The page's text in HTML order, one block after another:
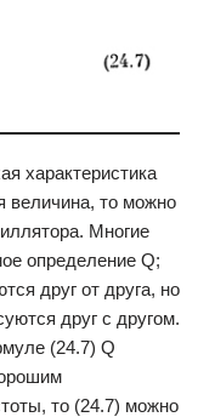
характеристика
величина, то можно
Многие
определение Q;
друг от друга, но
друг с другом.
(24.7) Q
то (24.7) можно